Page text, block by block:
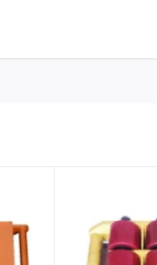
xoay chuyển vật